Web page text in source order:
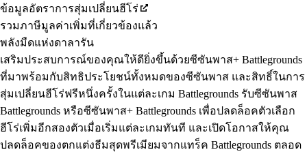
ข้อมูลอัตราการสุ่มเปลี่ยนฮีโร่
รวมภาษีมูลค่าเพิ่มที่เกี่ยวข้องแล้ว
พลังมืดแห่งดาลารัน
เสริมประสบการณ์ของคุณให้ดียิ่งขึ้นด้วยซีซันพาส+ Battlegrounds
ที่มาพร้อมกับสิทธิประโยชน์ทั้งหมดของซีซันพาส และสิทธิ์ในการ
สุ่มเปลี่ยนฮีโร่ฟรีหนึ่งครั้งในแต่ละเกม Battlegrounds รับซีซันพาส
Battlegrounds หรือซีซันพาส+ Battlegrounds เพื่อปลดล็อคตัวเลือก
ฮีโร่เพิ่มอีกสองตัวเมื่อเริ่มแต่ละเกมทันที และเปิดโอกาสให้คุณ
ปลดล็อคของตกแต่งธีมสุดพรีเมียมจากแทร็ค Battlegrounds ตลอด